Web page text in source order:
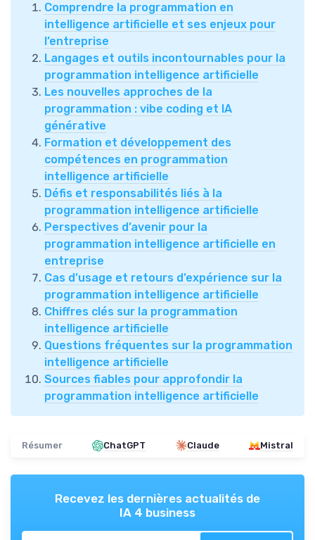
Comprendre la programmation en
intelligence artificielle et ses enjeux pour
l’entreprise
Langages et outils incontournables pour la
programmation intelligence artificielle
Les nouvelles approches de la
programmation : vibe coding et IA
générative
Formation et développement des
compétences en programmation
intelligence artificielle
Défis et responsabilités liés à la
programmation intelligence artificielle
Perspectives d’avenir pour la
programmation intelligence artificielle en
entreprise
Cas d’usage et retours d’expérience sur la
programmation intelligence artificielle
Chiffres clés sur la programmation
intelligence artificielle
Questions fréquentes sur la programmation
intelligence artificielle
Sources fiables pour approfondir la
programmation intelligence artificielle
Résumer ChatGPT Claude Mistral
Recevez les dernières actualités de
IA 4 business